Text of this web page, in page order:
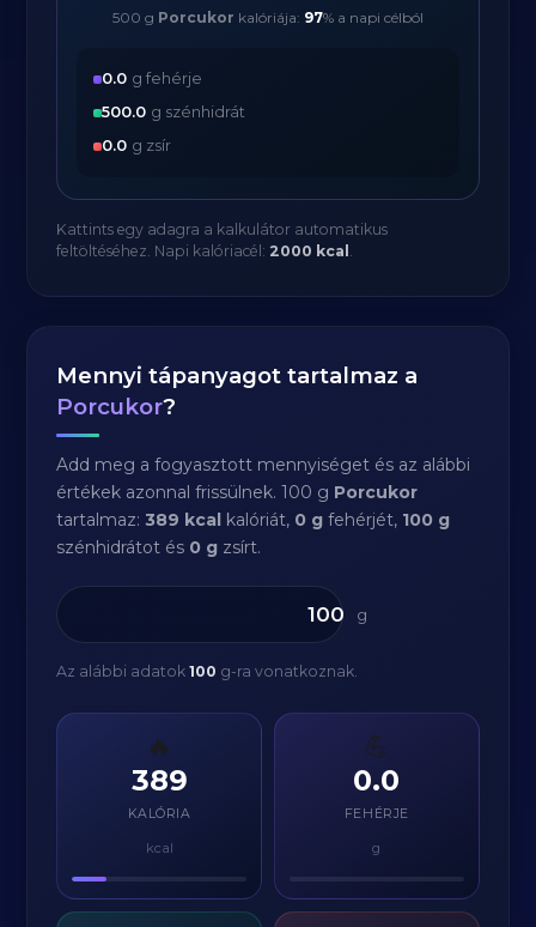
500 g Porcukor kalóriája: 97% a napi célból
0.0 g fehérje
500.0 g szénhidrát
0.0 g zsír
Kattints egy adagra a kalkulátor automatikus
feltöltéséhez. Napi kalóriacél: 2000 kcal .
Mennyi tápanyagot tartalmaz a
Porcukor?
Add meg a fogyasztott mennyiséget és az alábbi
értékek azonnal frissülnek. 100 g Porcukor
tartalmaz:389 kcal kalóriát, 0 g fehérjét, 100 g
szénhidrátot és 0 g zsírt.
g
Az alábbi adatok100 g-ra vonatkoznak.
🔥
389
KALÓRIA
kcal
💪
0.0
FEHÉRJE
g